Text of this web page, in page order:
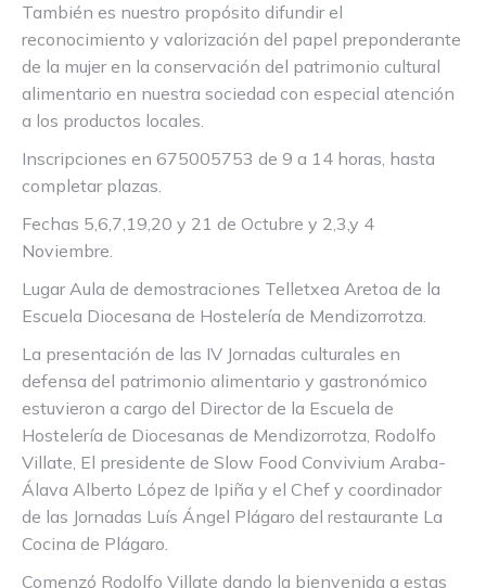
También es nuestro propósito difundir el
reconocimiento y valorización del papel preponderante
de la mujer en la conservación del patrimonio cultural
alimentario en nuestra sociedad con especial atención
a los productos locales.
Inscripciones en 675005753 de 9 a 14 horas, hasta
completar plazas.
Fechas 5,6,7,19,20 y 21 de Octubre y 2,3,y 4
Noviembre.
Lugar Aula de demostraciones Telletxea Aretoa de la
Escuela Diocesana de Hostelería de Mendizorrotza.
La presentación de las IV Jornadas culturales en
defensa del patrimonio alimentario y gastronómico
estuvieron a cargo del Director de la Escuela de
Hostelería de Diocesanas de Mendizorrotza, Rodolfo
Villate, El presidente de Slow Food Convivium Araba-
Álava Alberto López de Ipiña y el Chef y coordinador
de las Jornadas Luís Ángel Plágaro del restaurante La
Cocina de Plágaro.
Comenzó Rodolfo Villate dando la bienvenida a estas